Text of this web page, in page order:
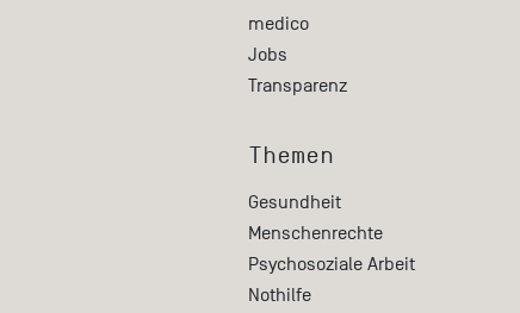
medico
Jobs
Transparenz
Themen
Gesundheit
Menschenrechte
Psychosoziale Arbeit
Nothilfe